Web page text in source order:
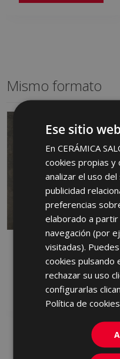
Mismo formato
MENHIR ANTRACITA 60
Añadir a favoritos
Ese sitio
En CERÁMICA
cookies propias
analizar el uso
publicidad
preferencias
elaborado a
navegación (por
visitadas).
cookies pulsando
rechazar su uso
configurarlas
Política de